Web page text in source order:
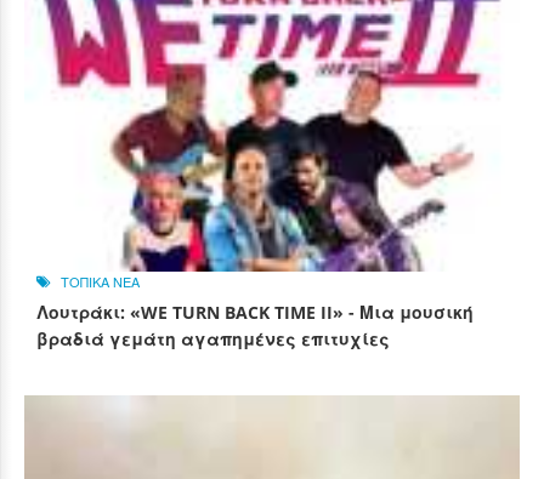
ΤΟΠΙΚΑ ΝΕΑ
Λουτράκι: «WE TURN BACK TIME II» - Μια μουσική
βραδιά γεμάτη αγαπημένες επιτυχίες